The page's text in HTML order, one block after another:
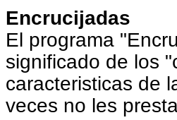
Encrucijadas
El programa
significado de los
caracteristicas de
veces no les